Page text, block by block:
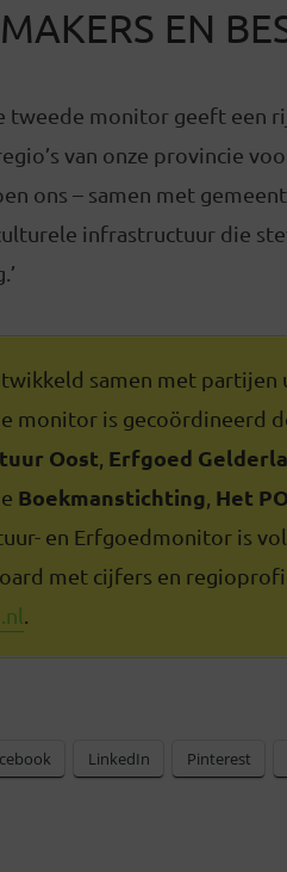
EN
tweede monitor geeft een
van onze provincie
ons – samen met
infrastructuur die
samen met partijen
monitor is gecoördineerd
Oost, Erfgoed
Boekmanstichting, Het
en Erfgoedmonitor is
met cijfers en
.
LinkedIn Pinterest